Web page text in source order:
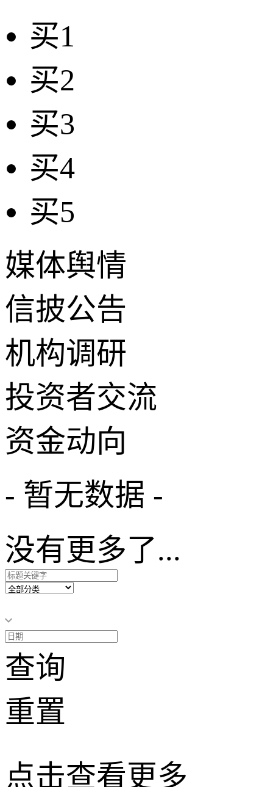
买1
买2
买3
买4
买5
媒体舆情
信披公告
机构调研
投资者交流
资金动向
- 暂无数据 -
没有更多了...
查询
重置
点击查看更多